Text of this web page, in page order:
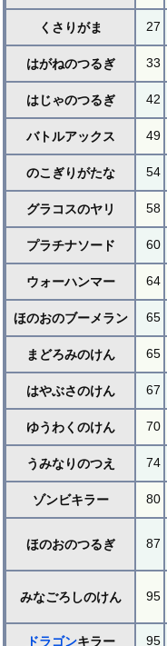
くさりがま 27
はがねのつるぎ 33
はじゃのつるぎ 42
バトルアックス 49
のこぎりがたな 54
グラコスのヤリ 58
プラチナソード 60
ウォーハンマー 64
ほのおのブーメラン 65
まどろみのけん 65
はやぶさのけん 67
ゆうわくのけん 70
うみなりのつえ 74
ゾンビキラー 80
ほのおのつるぎ 87
みなごろしのけん 95
ドラゴンキラー 95